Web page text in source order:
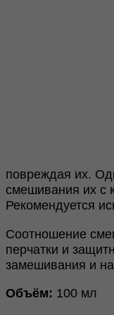
повреждая их.
смешивания их с
Рекомендуется
Соотношение
перчатки и
замешивания и
Объём: 100 мл